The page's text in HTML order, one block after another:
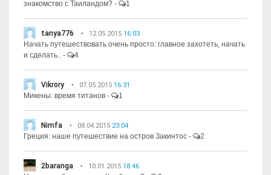
знакомство с Таиландом? - 1
tanya776 12.05.2015 16:03
Начать путешествовать очень просто: главное захотеть, начать
и сделать..
- 4
Vikrory 07.05.2015 16:31
Микены: время титанов - 1
Nimfa 08.04.2015 23:04
Греция: наше путешествие на остров Закинтос - 2
2baranga 10.01.2015 18:46